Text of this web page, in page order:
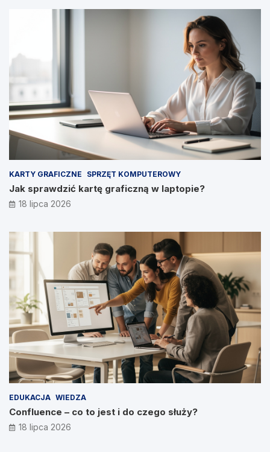
KARTY GRAFICZNE SPRZĘT KOMPUTEROWY
Jak sprawdzić kartę graficzną w laptopie?
18 lipca 2026
EDUKACJA WIEDZA
Confluence – co to jest i do czego służy?
18 lipca 2026